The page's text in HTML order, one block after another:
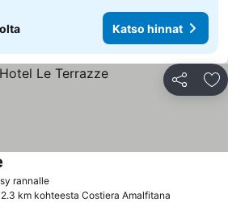
Katso hinnat
Jaa
rannalleKatso hinnat
2.3 km kohteesta Costiera Amalfitana